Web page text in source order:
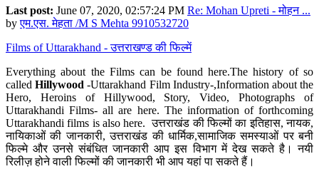
Last post: June 07, 2020, 02:57:24 PM Re: Mohan Upreti - मोहन ...
byएम.एस. मेहता /M S Mehta 9910532720
Films of Uttarakhand - उत्तराखण्ड की फिल्में
Everything about the Films can be found here.The history of so
calledHillywood-Uttarakhand Film Industry-,Information about the
Hero, Heroins of Hillywood, Story, Video, Photographs of
Uttarakhandi Films- all are here. The information of forthcoming
Uttarakhandi films is also here. उत्तराखंड की फिल्मों का इतिहास, नायक,
नायिकाओं की जानकारी, उत्तराखंड की धार्मिक,सामाजिक समस्याओं पर बनी
फिल्मे और उनसे संबंधित जानकारी आप इस विभाग में देख सकते है। नयी
रिलीज़ होने वाली फिल्मों की जानकारी भी आप यहां पा सकते हैं।